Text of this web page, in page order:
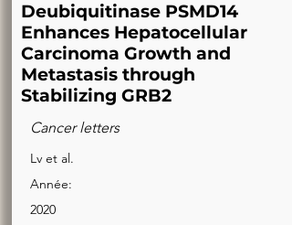
Deubiquitinase PSMD14
Enhances Hepatocellular
Carcinoma Growth and
Metastasis through
Stabilizing GRB2
Cancer letters
Lv et al.
Année:
2020